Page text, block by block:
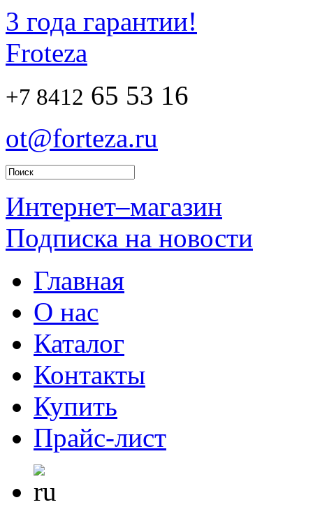
3 года гарантии!
Froteza
+7 8412 65 53 16
ot@forteza.ru
Интернет–магазин
Подписка на новости
Главная
О нас
Каталог
Контакты
Купить
Прайс-лист